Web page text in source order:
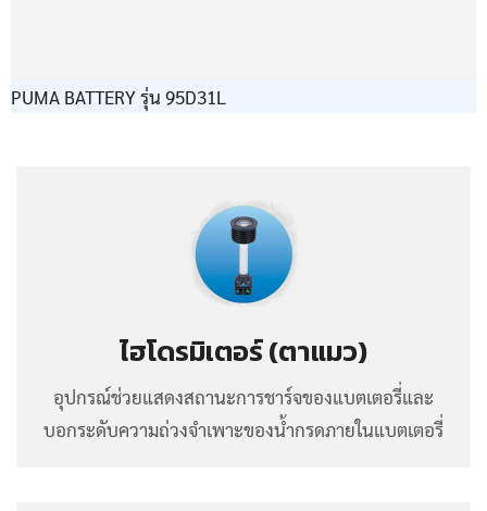
PUMA BATTERY รุ่น 95D31L
ไฮโดรมิเตอร์ (ตาแมว)
อุปกรณ์ช่วยแสดงสถานะการชาร์จของแบตเตอรี่และ
บอกระดับความถ่วงจำเพาะของน้ำกรดภายในแบตเตอรี่